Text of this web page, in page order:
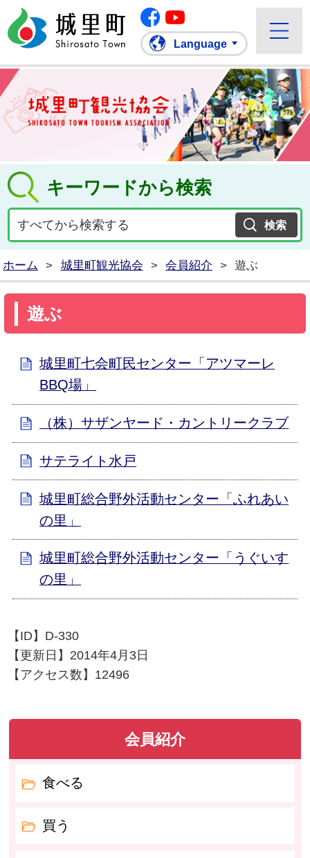
城里町ホームページ
Facebook
Language
キーワードから検索
ホーム > 城里町観光協会 > 会員紹介 > 遊ぶ
遊ぶ
城里町七会町民センター「アツマーレ
BBQ場」
（株）サザンヤード・カントリークラブ
サテライト水戸
城里町総合野外活動センター「ふれあい
の里」
城里町総合野外活動センター「うぐいす
の里」
【ID】 D-330
【更新日】 2014年4月3日
【アクセス数】 12496
会員紹介
食べる
買う